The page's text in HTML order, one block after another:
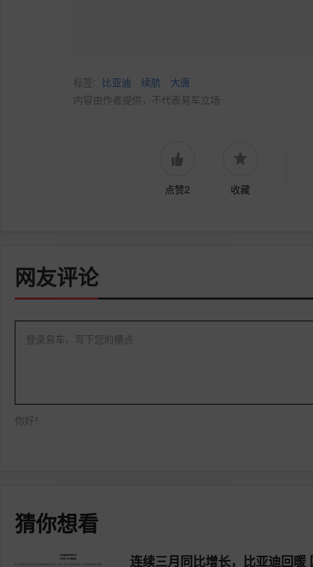
标签: 比亚迪 续航
大唐
内容由作者提供，不代表易车立场
点赞2 收藏
网友评论
登录易车，写下您的槽点
你好！
猜你想看
连续三月同比增长，比亚迪回暖